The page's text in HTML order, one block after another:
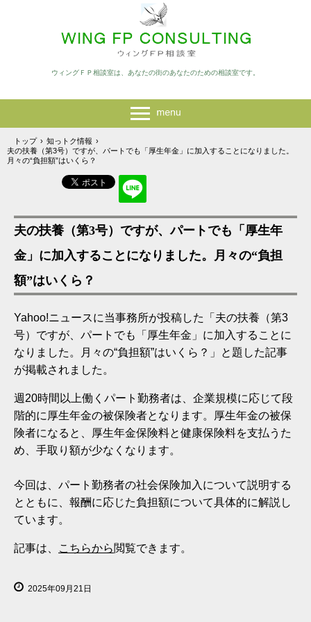
ウィングＦＰ相談室は、あなたの街のあなたのための相談室です。
トップ › 知っトク情報 ›
夫の扶養（第3号）ですが、パートでも「厚生年金」に加入することになりました。
月々の“負担額”はいくら？
夫の扶養（第3号）ですが、パートでも「厚生年
金」に加入することになりました。月々の“負担
額”はいくら？
Yahoo!ニュースに当事務所が投稿した「夫の扶養（第3
号）ですが、パートでも「厚生年金」に加入することに
なりました。月々の“負担額”はいくら？」と題した記事
が掲載されました。
週20時間以上働くパート勤務者は、企業規模に応じて段
階的に厚生年金の被保険者となります。厚生年金の被保
険者になると、厚生年金保険料と健康保険料を支払うた
め、手取り額が少なくなります。
今回は、パート勤務者の社会保険加入について説明する
とともに、報酬に応じた負担額について具体的に解説し
ています。
記事は、 こちらから閲覧できます。
2025年09月21日